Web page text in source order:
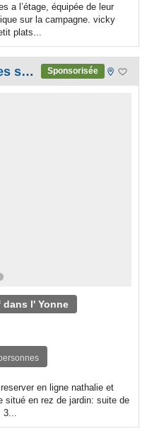
a l’étage, équipée de leur
sur la campagne. vicky
plats...
Gîte avallon 6-8 personnes spa la petite cimentelle Sponsorisée
dans l' Yonne
en ligne nathalie et
situé en rez de jardin: suite de